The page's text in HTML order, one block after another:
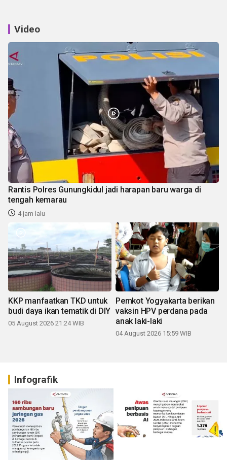
Video
Rantis Polres Gunungkidul jadi harapan baru warga di
tengah kemarau
4 jam lalu
KKP manfaatkan TKD untuk
budi daya ikan tematik di DIY
05 August 2026 21:24 WIB
Pemkot Yogyakarta berikan
vaksin HPV perdana pada
anak laki-laki
04 August 2026 15:59 WIB
Infografik